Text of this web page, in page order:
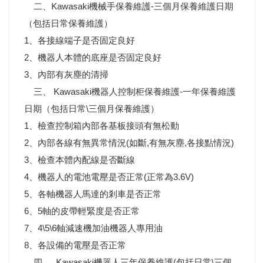
二、Kawasaki機械手保養維護-三個月保養維護日期
（包括日常保養維護）
1、各接線端子是否固定良好
2、機器人本體的底座是否固定良好
3、內部有灰塵的清掃
三、 Kawasaki機器人控制柜保養維護-一年保養維護
日期（包括日常\三個月保養維護）
1、檢查控制箱內部各基板接頭有無松動
2、內部各線有無異常情況(如斷,有無灰塵,各接點情況)
3、檢查本體內配線是否斷線
4、機器人的電池電壓是否正常(正常為3.6V)
5、各軸機器人馬達的剎車是否正常
6、5軸的皮帶輕緊度是否正常
7、4\5\6軸減速機加油機器人專用油
8、各設備的電壓是否正常